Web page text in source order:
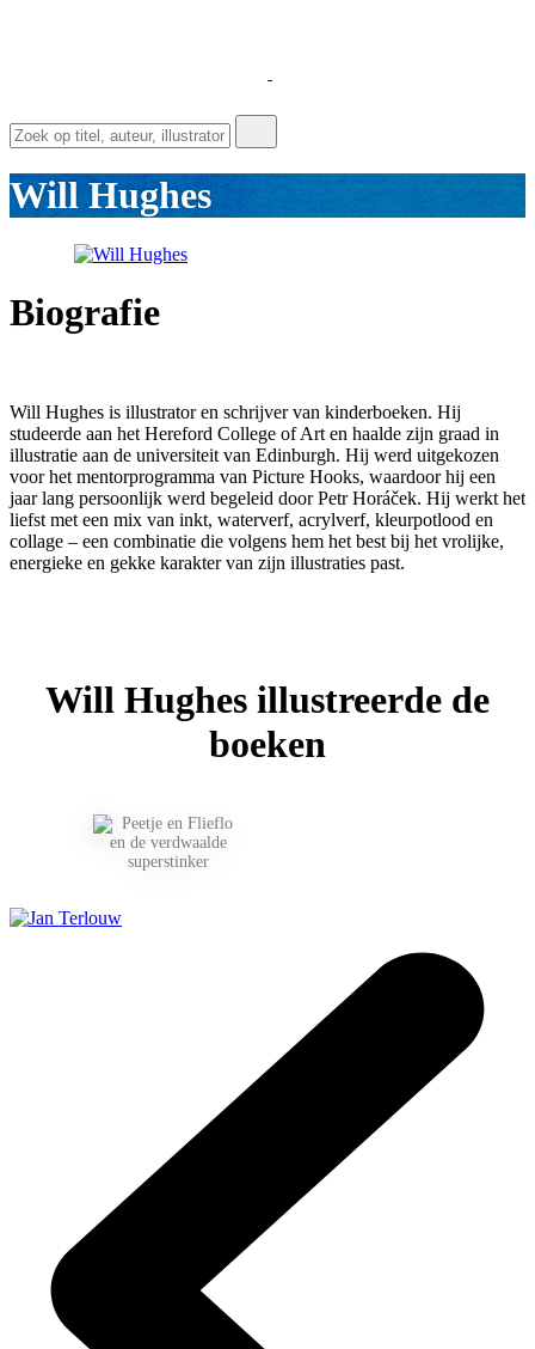
Will Hughes
Biografie
Will Hughes is illustrator en schrijver van kinderboeken. Hij
studeerde aan het Hereford College of Art en haalde zijn graad in
illustratie aan de universiteit van Edinburgh. Hij werd uitgekozen
voor het mentorprogramma van Picture Hooks, waardoor hij een
jaar lang persoonlijk werd begeleid door Petr Horáček. Hij werkt het
liefst met een mix van inkt, waterverf, acrylverf, kleurpotlood en
collage – een combinatie die volgens hem het best bij het vrolijke,
energieke en gekke karakter van zijn illustraties past.
Will Hughes illustreerde de
boeken